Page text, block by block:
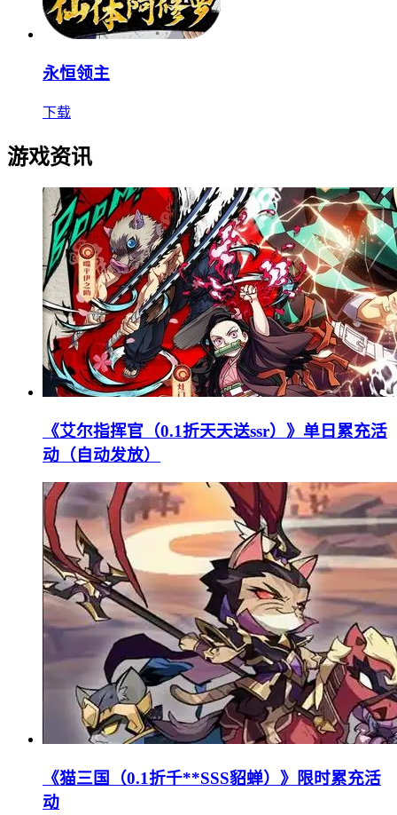
永恒领主
下载
游戏资讯
《艾尔指挥官（0.1折天天送ssr）》单日累充活
动（自动发放）
《猫三国（0.1折千**SSS貂蝉）》限时累充活
动